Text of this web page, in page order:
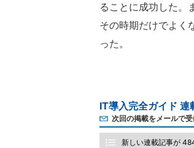
ることに成功した。
その時期だけでよく
った。
IT導入完全ガイド 連
次回の掲載をメールで
新しい連載記事が